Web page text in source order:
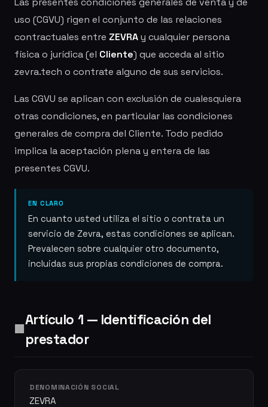
uso (CGVU) rigen el conjunto de las relaciones
contractuales entre ZEVRAy cualquier persona
física o jurídica (el Cliente) que acceda al sitio
zevra.tech o contrate alguno de sus servicios.
Las CGVU se aplican con exclusión de cualesquiera
otras condiciones, en particular las condiciones
generales de compra del Cliente. Todo pedido
implica la aceptación plena y entera de las
presentes CGVU.
EN CLARO
En cuanto usted utiliza el sitio o contrata un
servicio de Zevra, estas condiciones se aplican.
Prevalecen sobre cualquier otro documento,
incluidas sus propias condiciones de compra.
🏢
Artículo 1 — Identificación del
prestador
DENOMINACIÓN SOCIAL
ZEVRA